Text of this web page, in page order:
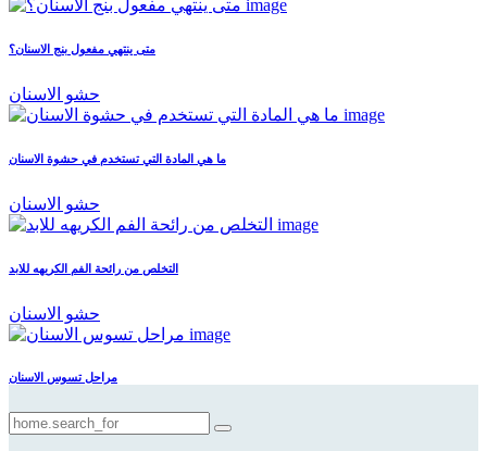
متى ينتهي مفعول بنج الاسنان؟
حشو الاسنان
ما هي المادة التي تستخدم في حشوة الاسنان
حشو الاسنان
التخلص من رائحة الفم الكريهه للابد
حشو الاسنان
مراحل تسوس الاسنان